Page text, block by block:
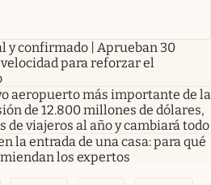
y confirmado | Aprueban 30
para reforzar el
aeropuerto más importante de la
de 12.800 millones de dólares,
de viajeros al año y cambiará todo
la entrada de una casa: para qué
los expertos